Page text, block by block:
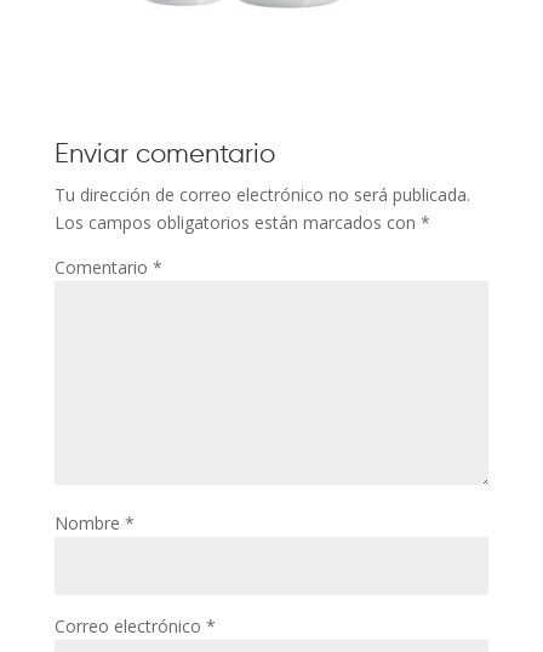
Enviar comentario
Tu dirección de correo electrónico no será publicada.
Los campos obligatorios están marcados con *
Comentario *
Nombre *
Correo electrónico *